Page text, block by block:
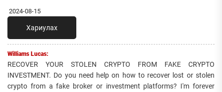
2024-08-15
Хариулах
Williams Lucas:
RECOVER YOUR STOLEN CRYPTO FROM FAKE CRYPTO
INVESTMENT. Do you need help on how to recover lost or stolen
crypto from a fake broker or investment platforms? I'm forever